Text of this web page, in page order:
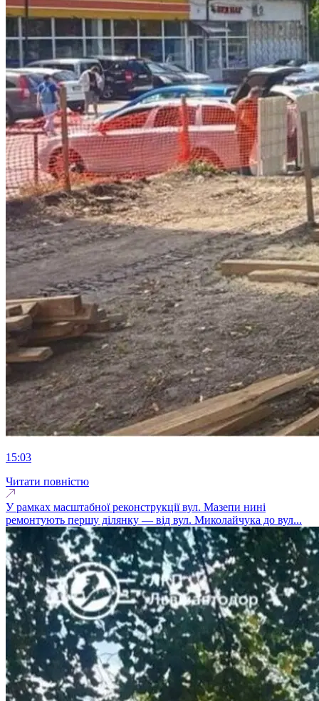
15:03
Читати повністю
У рамках масштабної реконструкції вул. Мазепи нині
ремонтують першу ділянку — від вул. Миколайчука до вул...